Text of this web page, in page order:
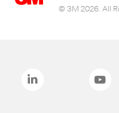
© 3M 2026. All